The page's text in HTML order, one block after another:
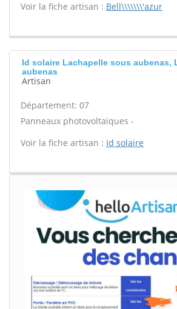
Voir la fiche artisan : Bell\\\\\\\'azur
Id solaire Lachapelle sous aubenas,
aubenas
Artisan
Département: 07
Panneaux photovoltaïques -
Voir la fiche artisan : Id solaire